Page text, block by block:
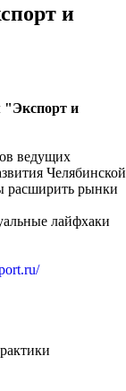
и
и
ведущих
Челябинской
расширить рынки
лайфхаки